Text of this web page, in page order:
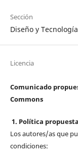
Sección
Diseño y Tecnología
Licencia
Comunicado
Commons
1. Política
Los autores/as que
condiciones: